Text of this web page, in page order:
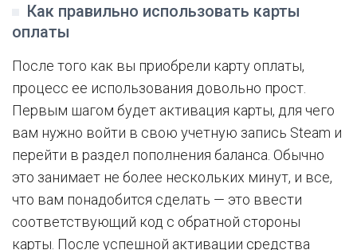
Как правильно использовать карты
оплаты
После того как вы приобрели карту оплаты,
процесс ее использования довольно прост.
Первым шагом будет активация карты, для чего
вам нужно войти в свою учетную запись Steam и
перейти в раздел пополнения баланса. Обычно
это занимает не более нескольких минут, и все,
что вам понадобится сделать — это ввести
соответствующий код с обратной стороны
карты. После успешной активации средства